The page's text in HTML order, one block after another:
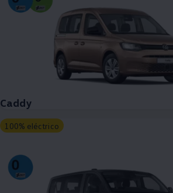
Caddy
100% eléctrico